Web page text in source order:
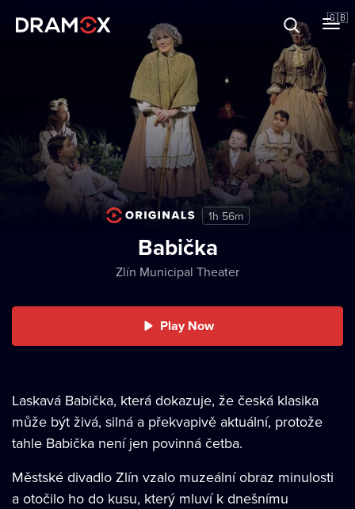
🇬🇧
Register
1h 56m
Babička
Zlín Municipal Theater
Play Now
Laskavá Babička, která dokazuje, že česká klasika
může být živá, silná a překvapivě aktuální, protože
tahle Babička není jen povinná četba.
Městské divadlo Zlín vzalo muzeální obraz minulosti
a otočilo ho do kusu, který mluví k dnešnímu